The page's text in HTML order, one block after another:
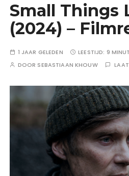
Small Things
(2024) –
1 JAAR GELEDEN LEESTIJD: 9
DOOR SEBASTIAAN KHOUW